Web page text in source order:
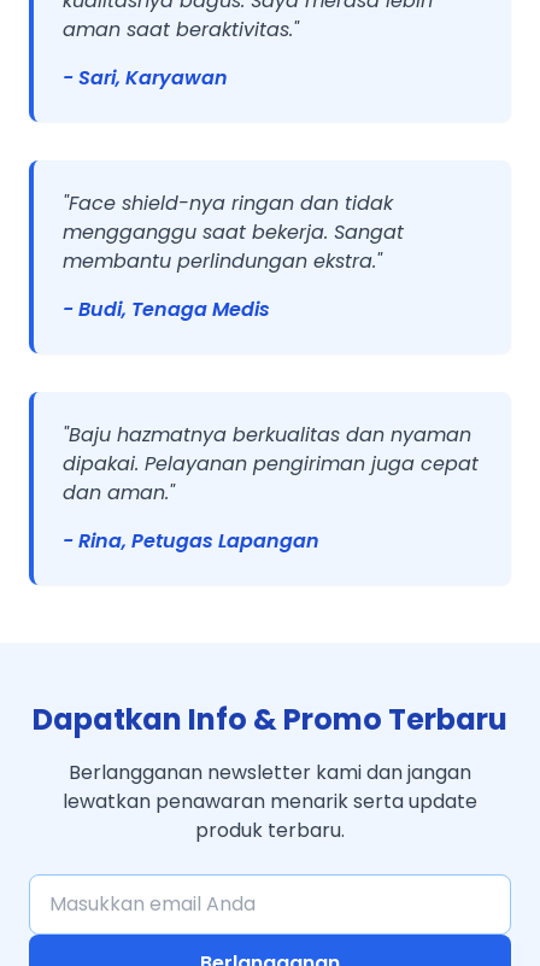
aman saat beraktivitas."
- Sari, Karyawan
"Face shield-nya ringan dan tidak
mengganggu saat bekerja. Sangat
membantu perlindungan ekstra."
- Budi, Tenaga Medis
"Baju hazmatnya berkualitas dan nyaman
dipakai. Pelayanan pengiriman juga cepat
dan aman."
- Rina, Petugas Lapangan
Dapatkan Info & Promo Terbaru
Berlangganan newsletter kami dan jangan
lewatkan penawaran menarik serta update
produk terbaru.